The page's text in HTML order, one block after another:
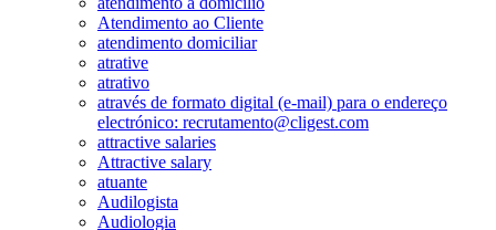
Atendimento ao Cliente
atendimento domiciliar
atrative
atrativo
através de formato digital (e-mail) para o endereço
electrónico: recrutamento@cligest.com
attractive salaries
Attractive salary
atuante
Audilogista
Audiologia